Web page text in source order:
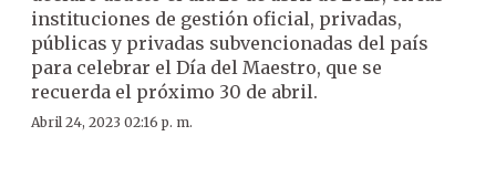
instituciones de gestión oficial, privadas,
públicas y privadas subvencionadas del país
para celebrar el Día del Maestro, que se
recuerda el próximo 30 de abril.
Abril 24, 2023 02:16 p. m.